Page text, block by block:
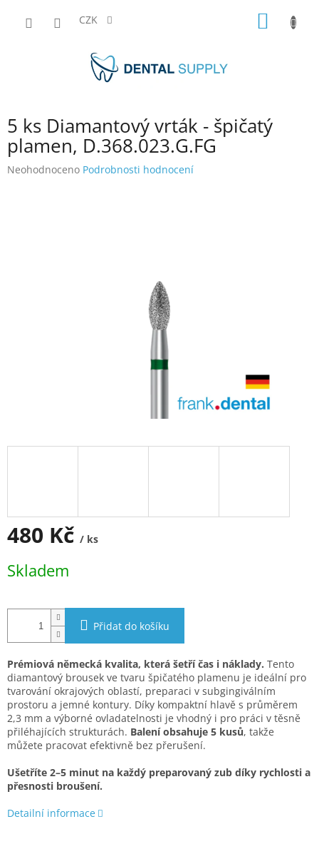
CZK
5 ks Diamantový vrták - špičatý
plamen, D.368.023.G.FG
Průměrné
Neohodnoceno Podrobnosti hodnocení
480 Kč / ks
cena:
Skladem
Přidat do košíku
Prémiová německá kvalita, která šetří čas i náklady. Tento
diamantový brousek ve tvaru špičatého plamenu je ideální pro
tvarování okrajových oblastí, preparaci v subgingiválním
prostoru a jemné kontury. Díky kompaktní hlavě s průměrem
2,3 mm a výborné ovladatelnosti je vhodný i pro práci v těsně
přiléhajících strukturách. Balení obsahuje 5 kusů, takže
můžete pracovat efektivně bez přerušení.
Ušetříte 2–5 minut na každý preparovaný zub díky rychlosti a
přesnosti broušení.
Detailní informace